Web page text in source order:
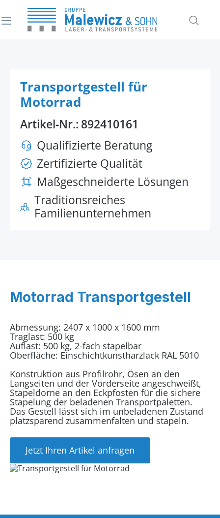
springen
Transportgestell für
Motorrad
Artikel-Nr.: 892410161
Qualifizierte Beratung
Zertifizierte Qualität
Maßgeschneiderte Lösungen
Traditionsreiches
Familienunternehmen
Motorrad Transportgestell
Abmessung: 2407 x 1000 x 1600 mm
Traglast: 500 kg
Auflast: 500 kg, 2-fach stapelbar
Oberfläche: Einschichtkunstharzlack RAL 5010
Konstruktion aus Profilrohr, Ösen an den
Langseiten und der Vorderseite angeschweißt,
Stapeldorne an den Eckpfosten für die sichere
Stapelung der beladenen Transportpaletten.
Das Gestell lässt sich im unbeladenen Zustand
platzsparend zusammenfalten und stapeln.
Jetzt Ihren Artikel anfragen